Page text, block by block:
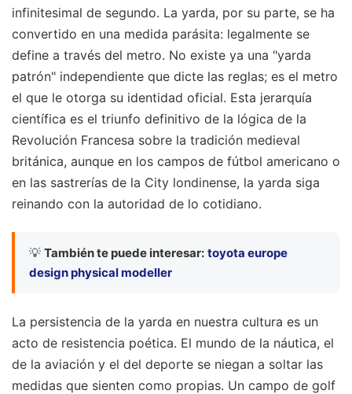
infinitesimal de segundo. La yarda, por su parte, se ha
convertido en una medida parásita: legalmente se
define a través del metro. No existe ya una "yarda
patrón" independiente que dicte las reglas; es el metro
el que le otorga su identidad oficial. Esta jerarquía
científica es el triunfo definitivo de la lógica de la
Revolución Francesa sobre la tradición medieval
británica, aunque en los campos de fútbol americano o
en las sastrerías de la City londinense, la yarda siga
reinando con la autoridad de lo cotidiano.
💡 También te puede interesar: toyota europe
design physical modeller
La persistencia de la yarda en nuestra cultura es un
acto de resistencia poética. El mundo de la náutica, el
de la aviación y el del deporte se niegan a soltar las
medidas que sienten como propias. Un campo de golf